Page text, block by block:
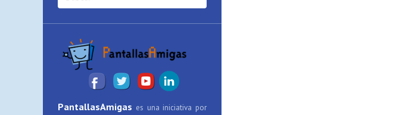
PantallasAmigas es una iniciativa por